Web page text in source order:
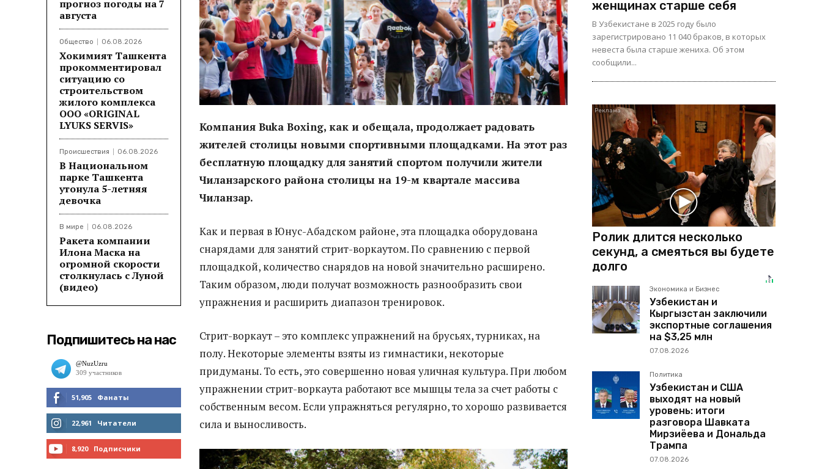
прогноз погоды на 7
августа
Общество 06.08.2026
Хокимият Ташкента
прокомментировал
ситуацию со
строительством
жилого комплекса
ООО «ORIGINAL
LYUKS SERVIS»
Происшествия 06.08.2026
В Национальном
парке Ташкента
утонула 5-летняя
девочка
В мире 06.08.2026
Ракета компании
Илона Маска на
огромной скорости
столкнулась с Луной
(видео)
Подпишитесь на нас
51,905 Фанаты
МНЕ НРАВИТСЯ
22,961 Читатели
8,920 Подписчики
Компания Buka Boxing, как и обещала, продолжает радовать
жителей столицы новыми спортивными площадками. На этот раз
бесплатную площадку для занятий спортом получили жители
Чиланзарского района столицы на 19-м квартале массива
Чиланзар.
Как и первая в Юнус-Абадском районе, эта площадка оборудована
снарядами для занятий стрит-воркаутом. По сравнению с первой
площадкой, количество снарядов на новой значительно расширено.
Таким образом, люди получат возможность разнообразить свои
упражнения и расширить диапазон тренировок.
Стрит-воркаут – это комплекс упражнений на брусьях, турниках, на
полу. Некоторые элементы взяты из гимнастики, некоторые
придуманы. То есть, это совершенно новая уличная культура. При любом
упражнении стрит-воркаута работают все мышцы тела за счет работы с
собственным весом. Если упражняться регулярно, то хорошо развивается
сила и выносливость.
женщинах старше себя
В Узбекистане в 2025 году было
зарегистрировано 11 040 браков, в которых
невеста была старше жениха. Об этом
сообщили...
Ролик длится несколько
секунд, а смеяться вы будете
долго
Экономика и Бизнес
Узбекистан и
Кыргызстан заключили
экспортные соглашения
на $3,25 млн
07.08.2026
Политика
Узбекистан и США
выходят на новый
уровень: итоги
разговора Шавката
Мирзиёева и Дональда
Трампа
07.08.2026